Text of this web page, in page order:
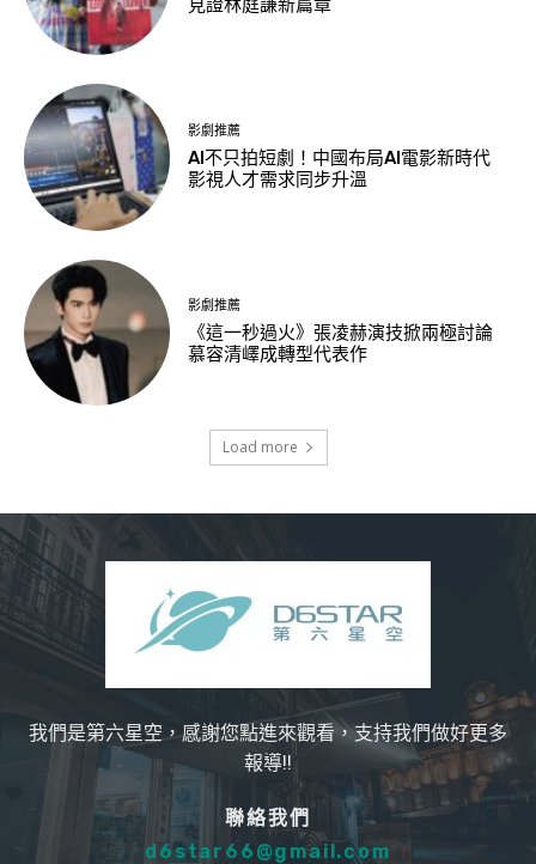
見證林庭謙新篇章
影劇推薦
AI不只拍短劇！中國布局AI電影新時代
影視人才需求同步升溫
影劇推薦
《這一秒過火》張凌赫演技掀兩極討論
慕容清嶧成轉型代表作
Load more
我們是第六星空，感謝您點進來觀看，支持我們做好更多
報導!!
聯絡我們
d6star66@gmail.com